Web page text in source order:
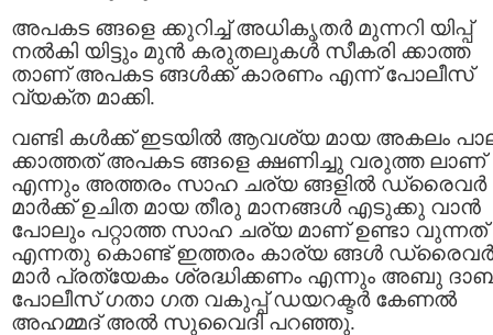
അപകട ങ്ങളെ ക്കുറിച്ച് അധികൃതര്‍ മുന്നറി യിപ്പ്
നല്‍കി യിട്ടും മുന്‍ കരുതലുകള്‍ സീകരി ക്കാത്ത
താണ് അപകട ങ്ങള്‍ക്ക് കാരണം എന്ന് പോലീസ്
വ്യക്ത മാക്കി.
വണ്ടി കള്‍ക്ക് ഇടയില്‍ ആവശ്യ മായ അകലം
ക്കാത്തത് അപകട ങ്ങളെ ക്ഷണിച്ചു വരുത്ത ലാണ്
എന്നും അത്തരം സാഹ ചര്യ ങ്ങളില്‍ ഡ്രൈവര്‍
മാര്‍ക്ക് ഉചിത മായ തീരു മാനങ്ങള്‍ എടുക്കു വാന്‍
പോലും പറ്റാത്ത സാഹ ചര്യ മാണ് ഉണ്ടാ വുന്നത്
എന്നതു കൊണ്ട് ഇത്തരം കാര്യ ങ്ങള്‍ ഡ്രൈവര്‍
മാര്‍ പ്രത്യേകം ശ്രദ്ധിക്കണം എന്നും അബു
പോലീസ് ഗതാ ഗത വകുപ്പ് ഡയറക്ടര്‍ കേണല്‍
അഹമ്മദ് അല്‍ സുവൈദി പറഞ്ഞു.